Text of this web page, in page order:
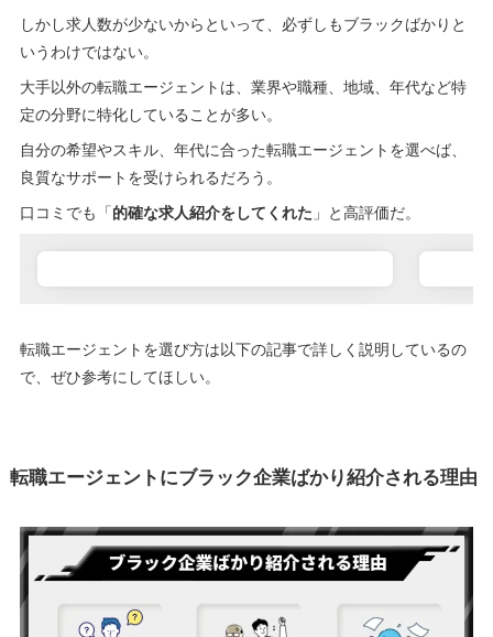
しかし求人数が少ないからといって、必ずしもブラックばかりと
いうわけではない。
大手以外の転職エージェントは、業界や職種、地域、年代など特
定の分野に特化していることが多い。
自分の希望やスキル、年代に合った転職エージェントを選べば、
良質なサポートを受けられるだろう。
口コミでも「的確な求人紹介をしてくれた 」と高評価だ。
転職エージェントを選び方は以下の記事で詳しく説明しているの
で、ぜひ参考にしてほしい。
転職エージェントにブラック企業ばかり紹介される理由